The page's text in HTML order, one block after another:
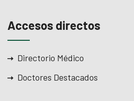
Accesos directos
Directorio Médico
Doctores Destacados